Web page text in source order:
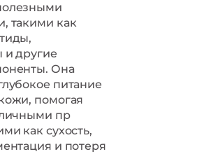
такими как
и другие
Она
питание
помогая
пр
как сухость,
и потеря